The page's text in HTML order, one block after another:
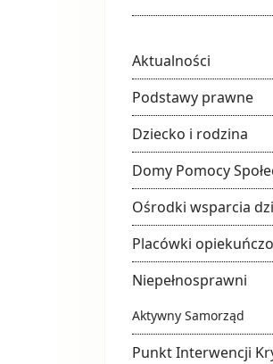
Aktualności
Podstawy prawne
Dziecko i rodzina
Domy Pomocy
Ośrodki wsparcia
Placówki
Niepełnosprawni
Aktywny Samorząd
Punkt Interwencji